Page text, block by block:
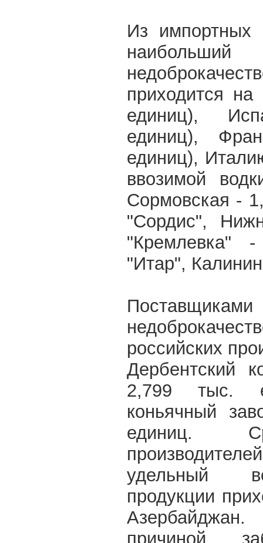
Из импортных
приходится
единиц),
единиц),
единиц),
ввозимой
Сормовская -
"Сордис",
"Итар",
Поставщиками
российских
Дербентский
2,799 тыс.
коньячный
единиц.
удельный
продукции
причиной